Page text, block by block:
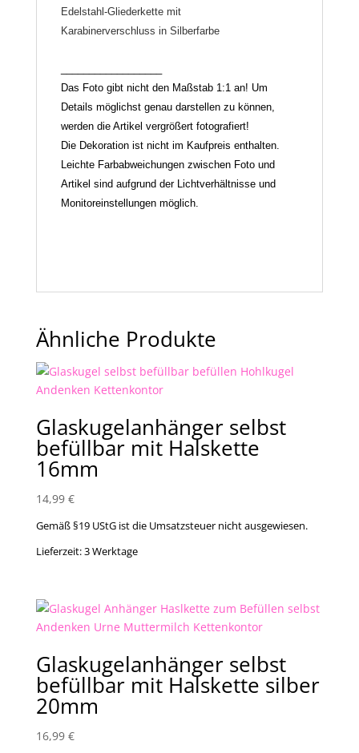
Edelstahl-Gliederkette mit
Karabinerverschluss in Silberfarbe
Das Foto gibt nicht den Maßstab 1:1 an! Um
Details möglichst genau darstellen zu können,
werden die Artikel vergrößert fotografiert!
Die Dekoration ist nicht im Kaufpreis enthalten.
Leichte Farbabweichungen zwischen Foto und
Artikel sind aufgrund der Lichtverhältnisse und
Monitoreinstellungen möglich.
Ähnliche Produkte
Glaskugelanhänger selbst
befüllbar mit Halskette
16mm
14,99 €
Gemäß §19 UStG ist die Umsatzsteuer nicht ausgewiesen.
Lieferzeit:3 Werktage
Glaskugelanhänger selbst
befüllbar mit Halskette silber
20mm
16,99 €